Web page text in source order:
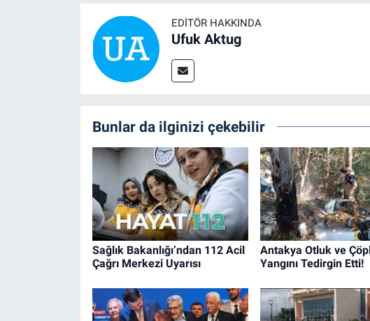
EDITÖR HAKKINDA
Ufuk Aktug
Bunlar da ilginizi çekebilir
Sağlık Bakanlığı’ndan 112 Acil
Çağrı Merkezi Uyarısı
Antakya Otluk ve
Yangını Tedirgin Etti!